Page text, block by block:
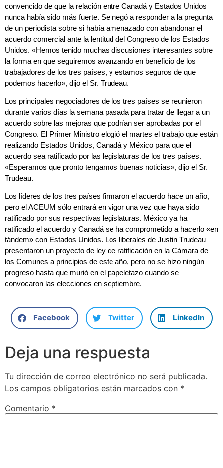
convencido de que la relación entre Canadá y Estados Unidos
nunca había sido más fuerte. Se negó a responder a la pregunta
de un periodista sobre si había amenazado con abandonar el
acuerdo comercial ante la lentitud del Congreso de los Estados
Unidos. «Hemos tenido muchas discusiones interesantes sobre
la forma en que seguiremos avanzando en beneficio de los
trabajadores de los tres países, y estamos seguros de que
podemos hacerlo», dijo el Sr. Trudeau.
Los principales negociadores de los tres países se reunieron
durante varios días la semana pasada para tratar de llegar a un
acuerdo sobre las mejoras que podrían ser aprobadas por el
Congreso. El Primer Ministro elogió el martes el trabajo que están
realizando Estados Unidos, Canadá y México para que el
acuerdo sea ratificado por las legislaturas de los tres países.
«Esperamos que pronto tengamos buenas noticias», dijo el Sr.
Trudeau.
Los líderes de los tres países firmaron el acuerdo hace un año,
pero el ACEUM sólo entrará en vigor una vez que haya sido
ratificado por sus respectivas legislaturas. México ya ha
ratificado el acuerdo y Canadá se ha comprometido a hacerlo «en
tándem» con Estados Unidos. Los liberales de Justin Trudeau
presentaron un proyecto de ley de ratificación en la Cámara de
los Comunes a principios de este año, pero no se hizo ningún
progreso hasta que murió en el papeletazo cuando se
convocaron las elecciones en septiembre.
Facebook Twitter LinkedIn
Deja una respuesta
Tu dirección de correo electrónico no será publicada.
Los campos obligatorios están marcados con *
Comentario *